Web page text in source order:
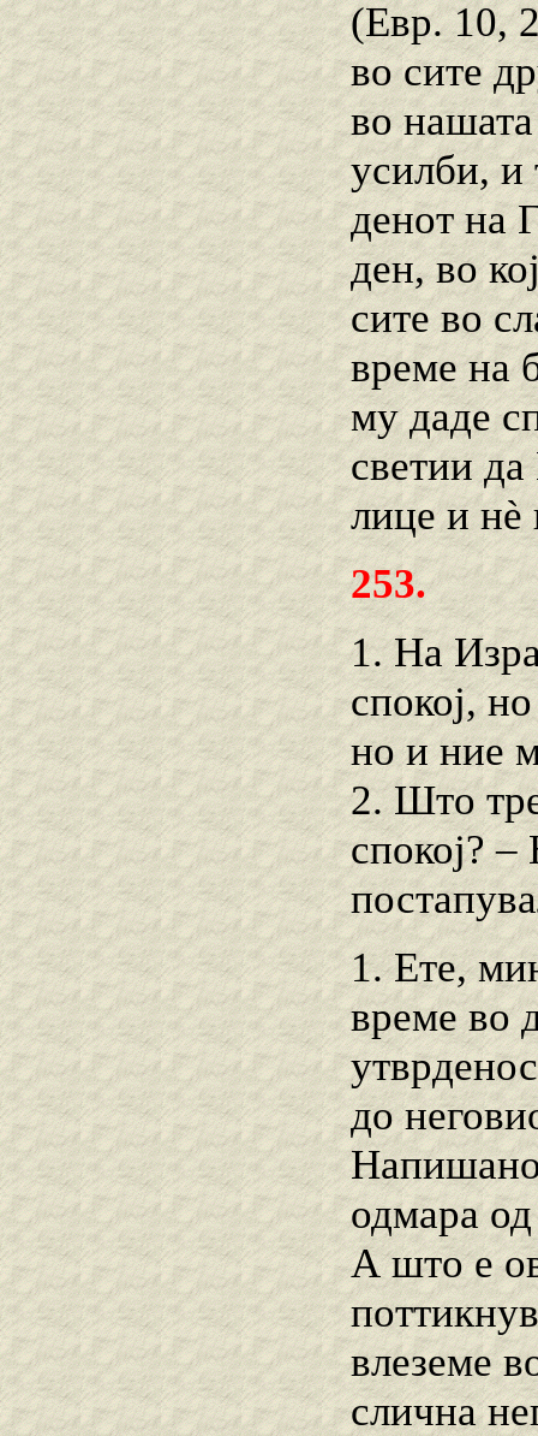
(Евр. 10,
во сите
во
усилби, и
денот на
ден, во
сите во
време на
му даде
светии
лице и нѐ
253.
1. На
спокој,
но и ние
2. Што
спокој?
1. Ете,
време во
до
Напишано
одмара
А што е
влеземе
слична